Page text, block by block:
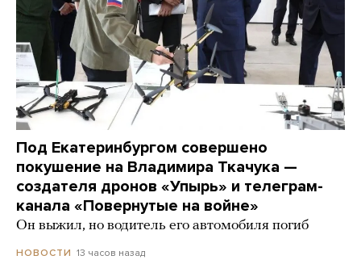
Под Екатеринбургом совершено
покушение на Владимира Ткачука —
создателя дронов «Упырь» и телеграм-
канала «Повернутые на войне»
Он выжил, но водитель его автомобиля погиб
НОВОСТИ 13 часов назад